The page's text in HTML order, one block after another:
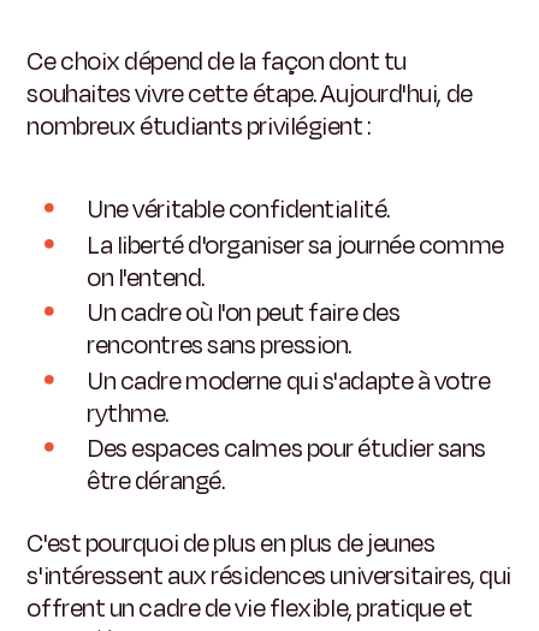
Ce choix dépend de la façon dont tu
souhaites vivre cette étape. Aujourd'hui, de
nombreux étudiants privilégient :
Une véritable confidentialité.
La liberté d'organiser sa journée comme
on l'entend.
Un cadre où l'on peut faire des
rencontres sans pression.
Un cadre moderne qui s'adapte à votre
rythme.
Des espaces calmes pour étudier sans
être dérangé.
C'est pourquoi de plus en plus de jeunes
s'intéressent aux résidences universitaires, qui
offrent un cadre de vie flexible, pratique et